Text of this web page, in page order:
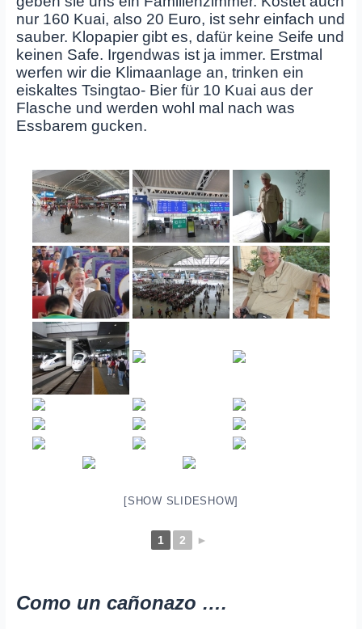
nur 160 Kuai, also 20 Euro, ist sehr einfach und
sauber. Klopapier gibt es, dafür keine Seife und
keinen Safe. Irgendwas ist ja immer. Erstmal
werfen wir die Klimaanlage an, trinken ein
eiskaltes Tsingtao- Bier für 10 Kuai aus der
Flasche und werden wohl mal nach was
Essbarem gucken.
[SHOW SLIDESHOW]
1 2 ►
Como un cañonazo ….